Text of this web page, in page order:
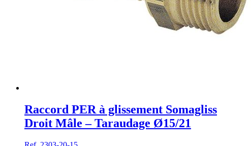
Raccord PER à glissement Somagliss
Droit Mâle – Taraudage Ø15/21